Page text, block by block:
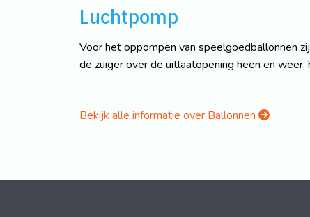
Luchtpomp
Voor het oppompen van speelgoedballonnen
de zuiger over de uitlaatopening heen en
Bekijk alle informatie over Ballonnen